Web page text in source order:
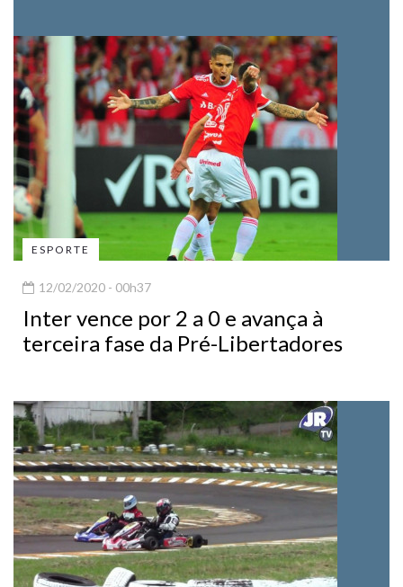
ESPORTE
12/02/2020 - 00h37
Inter vence por 2 a 0 e avança à
terceira fase da Pré-Libertadores